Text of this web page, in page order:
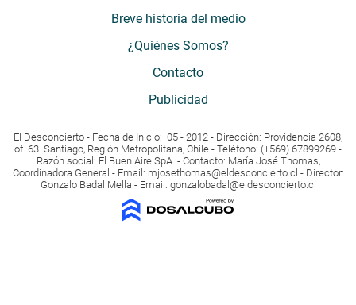
Breve historia del medio
¿Quiénes Somos?
Contacto
Publicidad
El Desconcierto - Fecha de Inicio: 05 - 2012 - Dirección: Providencia 2608,
of. 63. Santiago, Región Metropolitana, Chile - Teléfono: (+569) 67899269 -
Razón social: El Buen Aire SpA. - Contacto: María José Thomas,
Coordinadora General - Email: mjosethomas@eldesconcierto.cl - Director:
Gonzalo Badal Mella - Email: gonzalobadal@eldesconcierto.cl